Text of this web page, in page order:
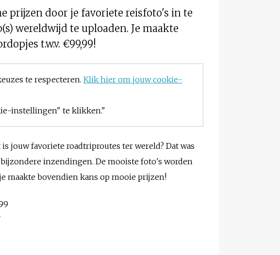
prijzen door je favoriete reisfoto's in te
wereldwijd te uploaden. Je maakte
t.w.v. €99,99!
te respecteren. Klik hier om jouw cookie-
instellingen" te klikken."
jouw favoriete roadtriproutes ter wereld? Dat was
inzendingen. De mooiste foto's worden
maakte bovendien kans op mooie prijzen!